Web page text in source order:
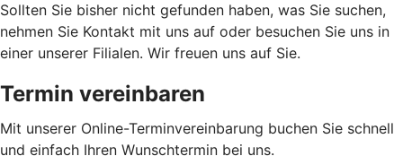
Sollten Sie bisher nicht gefunden haben, was Sie suchen,
nehmen Sie Kontakt mit uns auf oder besuchen Sie uns in
einer unserer Filialen. Wir freuen uns auf Sie.
Termin vereinbaren
Mit unserer Online-Terminvereinbarung buchen Sie schnell
und einfach Ihren Wunschtermin bei uns.